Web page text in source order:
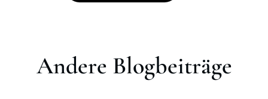
Andere Blogbeiträge